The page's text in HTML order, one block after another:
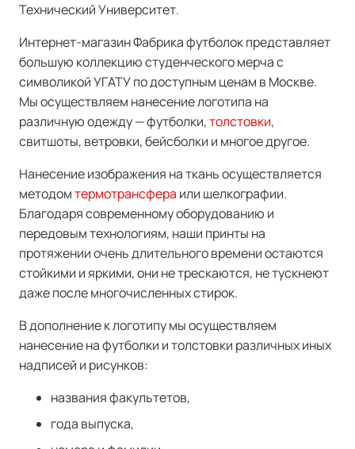
Технический Университет.
Интернет-магазин Фабрика футболок представляет
большую коллекцию студенческого мерча с
символикой УГАТУ по доступным ценам в Москве.
Мы осуществляем нанесение логотипа на
различную одежду — футболки,толстовки,
свитшоты, ветровки, бейсболки и многое другое.
Нанесение изображения на ткань осуществляется
методомтермотрансфера или шелкографии.
Благодаря современному оборудованию и
передовым технологиям, наши принты на
протяжении очень длительного времени остаются
стойкими и яркими, они не трескаются, не тускнеют
даже после многочисленных стирок.
В дополнение к логотипу мы осуществляем
нанесение на футболки и толстовки различных иных
надписей и рисунков:
названия факультетов,
года выпуска,